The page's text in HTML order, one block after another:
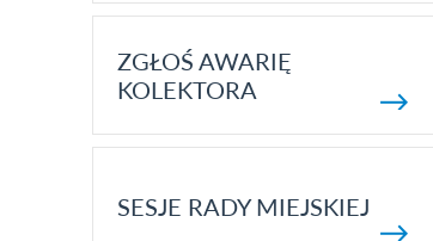
ZGŁOŚ AWARIĘ
KOLEKTORA
SESJE RADY MIEJSKIEJ